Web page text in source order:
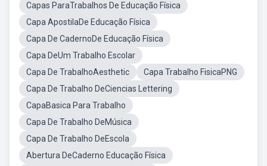
Capas ParaTrabalhos De Educação Física
Capa ApostilaDe Educação Física
Capa De CadernoDe Educação Física
Capa DeUm Trabalho Escolar
Capa De TrabalhoAesthetic
Capa Trabalho FisicaPNG
Capa De Trabalho DeCiencias Lettering
CapaBasica Para Trabalho
Capa De Trabalho DeMúsica
Capa De Trabalho DeEscola
Abertura DeCaderno Educação Física